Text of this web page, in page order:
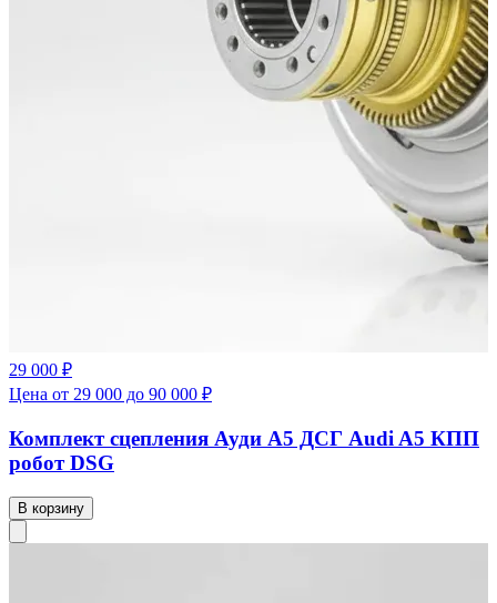
29 000 ₽
Цена от 29 000 до 90 000 ₽
Комплект сцепления Ауди А5 ДСГ Audi A5 КПП
робот DSG
В корзину